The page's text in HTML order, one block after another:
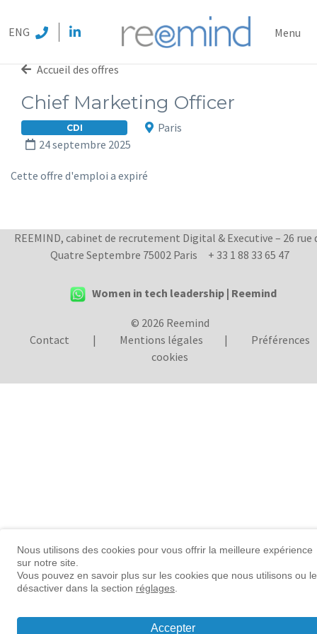
ENG Menu
Accueil des offres
Chief Marketing Officer
CDI
Paris
24 septembre 2025
Cette offre d'emploi a expiré
REEMIND, cabinet de recrutement Digital & Executive – 26 rue
Quatre Septembre 75002 Paris + 33 1 88 33 65 47
Women in tech leadership | Reemind
© 2026 Reemind
Contact
| Mentions légales |
Préférences
cookies
Nous utilisons des cookies pour vous offrir la meilleure expérience
sur notre site.
Vous pouvez en savoir plus sur les cookies que nous utilisons ou
désactiver dans la section réglages
Accepter